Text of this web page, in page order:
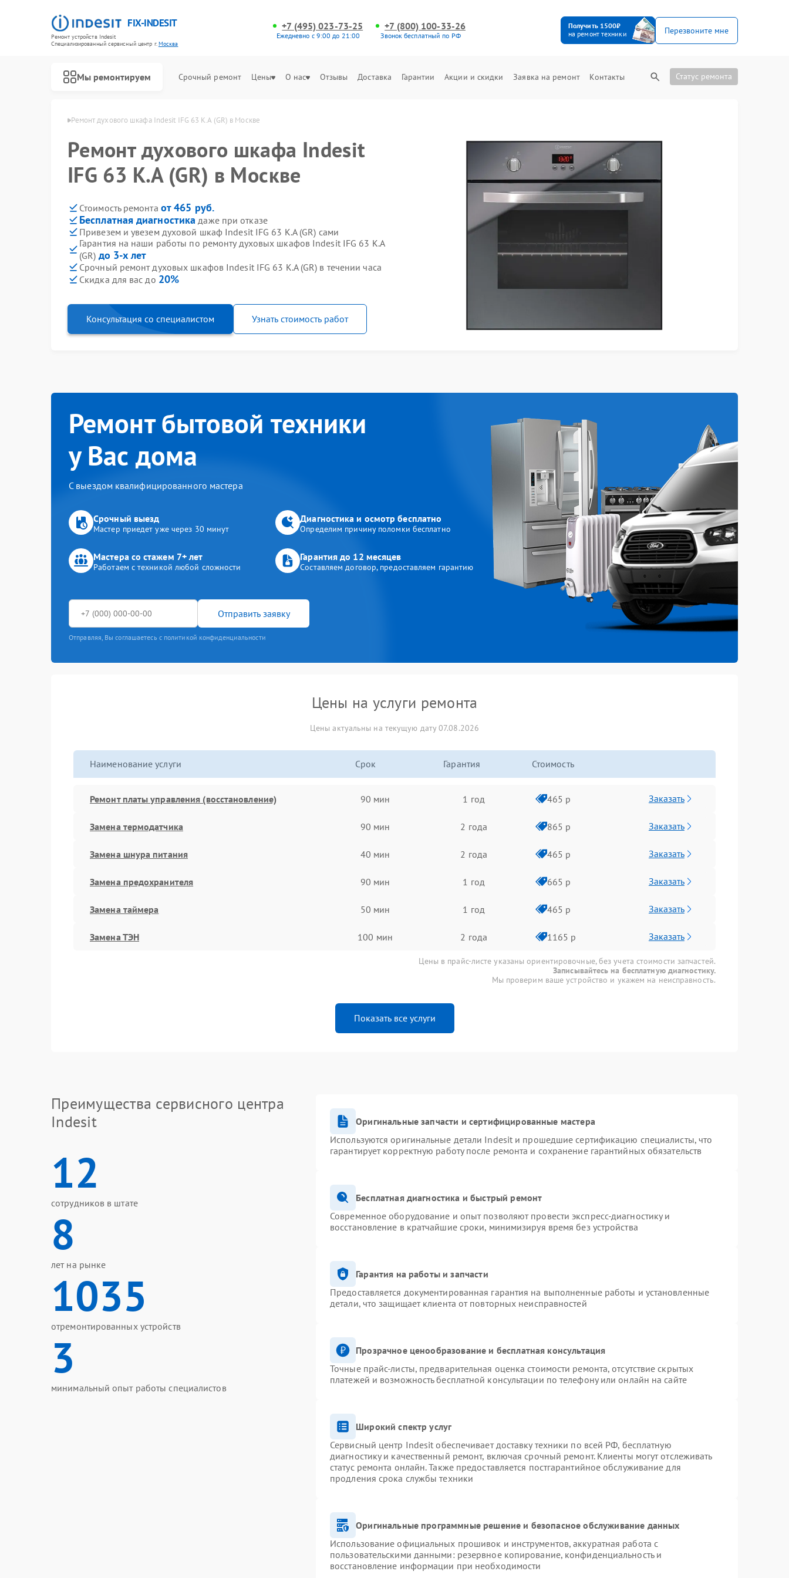
FIX-INDESIT
Ремонт устройств Indesit
Специализированный cервисный центр г.Москва
+7 (495) 023-73-25
Ежедневно с 9:00 до 21:00
+7 (800) 100-33-26
Звонок бесплатный по РФ
Получить 1500₽
на ремонт техники
Перезвоните мне
Мы ремонтируем Срочный ремонт Цены О нас Отзывы Доставка Гарантии Акции и скидки Заявка на ремонт Контакты Статус ремонта
Ремонт духового шкафа Indesit IFG 63 K.A (GR) в Москве
Ремонт духового шкафа Indesit
IFG 63 K.A (GR) в Москве
Стоимость ремонта от 465 руб.
Бесплатная диагностика даже при отказе
Привезем и увезем духовой шкаф Indesit IFG 63 K.A (GR) сами
Гарантия на наши работы по ремонту духовых шкафов Indesit IFG 63 K.A
(GR) до 3-х лет
Срочный ремонт духовых шкафов Indesit IFG 63 K.A (GR) в течении часа
Скидка для вас до 20%
Консультация со специалистом Узнать стоимость работ
Ремонт бытовой техники
у Вас дома
С выездом квалифицированного мастера
Срочный выезд
Мастер приедет уже через 30 минут
Диагностика и осмотр бесплатно
Определим причину поломки бесплатно
Мастера со стажем 7+ лет
Работаем с техникой любой сложности
Гарантия до 12 месяцев
Составляем договор, предоставляем гарантию
Отправить заявку
Отправляя, Вы соглашаетесь с политикой конфиденциальности
Цены на услуги ремонта
Цены актуальны на текущую дату 07.08.2026
Наименование услуги Срок Гарантия Стоимость
Ремонт платы управления (восстановление) 90 мин 1 год 465 р Заказать
Замена термодатчика 90 мин 2 года 865 р Заказать
Замена шнура питания 40 мин 2 года 465 р Заказать
Замена предохранителя 90 мин 1 год 665 р Заказать
Замена таймера 50 мин 1 год 465 р Заказать
Замена ТЭН 100 мин 2 года 1165 р Заказать
Цены в прайс-листе указаны ориентировочные, без учета стоимости запчастей.
Записывайтесь на бесплатную диагностику.
Мы проверим ваше устройство и укажем на неисправность.
Показать все услуги
Преимущества сервисного центра
Indesit
12
сотрудников в штате
8
лет на рынке
1035
отремонтированных устройств
3
минимальный опыт работы специалистов
Оригинальные запчасти и сертифицированные мастера
Используются оригинальные детали Indesit и прошедшие сертификацию специалисты, что
гарантирует корректную работу после ремонта и сохранение гарантийных обязательств
Бесплатная диагностика и быстрый ремонт
Современное оборудование и опыт позволяют провести экспресс-диагностику и
восстановление в кратчайшие сроки, минимизируя время без устройства
Гарантия на работы и запчасти
Предоставляется документированная гарантия на выполненные работы и установленные
детали, что защищает клиента от повторных неисправностей
Прозрачное ценообразование и бесплатная консультация
Точные прайс-листы, предварительная оценка стоимости ремонта, отсутствие скрытых
платежей и возможность бесплатной консультации по телефону или онлайн на сайте
Широкий спектр услуг
Сервисный центр Indesit обеспечивает доставку техники по всей РФ, бесплатную
диагностику и качественный ремонт, включая срочный ремонт. Клиенты могут отслеживать
статус ремонта онлайн. Также предоставляется постгарантийное обслуживание для
продления срока службы техники
Оригинальные программные решение и безопасное обслуживание данных
Использование официальных прошивок и инструментов, аккуратная работа с
пользовательскими данными: резервное копирование, конфиденциальность и
восстановление информации при необходимости